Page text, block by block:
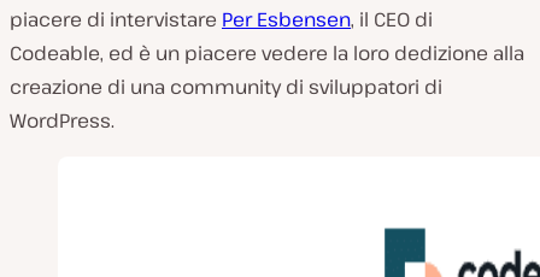
piacere di intervistare Per Esbensen, il CEO di
Codeable, ed è un piacere vedere la loro dedizione alla
creazione di una community di sviluppatori di
WordPress.